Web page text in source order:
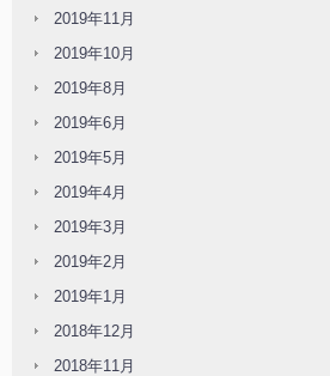
2019年11月
2019年10月
2019年8月
2019年6月
2019年5月
2019年4月
2019年3月
2019年2月
2019年1月
2018年12月
2018年11月